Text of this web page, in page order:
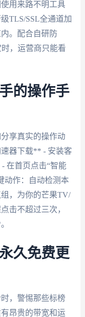
用来路不明工具
TLS/SSL全通道加
。配合自研防
，运营商只能看
的操作手
享真实的操作动
器下载** - 安装客
在首页点击“智能
动作：自动检测本
，为你的芒果TV/
击不超过三次，
久免费更
，警惕那些标榜
昂贵的带宽和运